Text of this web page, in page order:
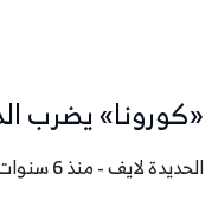
«كورونا» يضرب
الحديدة لايف - منذ 6 سنوات